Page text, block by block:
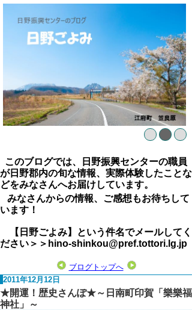
このブログでは、日野振興センターの職員
が日野郡内の旬な情報、実際体験したことな
どをみなさんへお届けしています。
みなさんからの情報、ご感想もお待ちして
います！
【日野ごよみ】という件名でメールしてく
ださい＞＞hino-shinkou@pref.tottori.lg.jp
ブログトップへ
2011年12月12日
★開運！歴史さんぽ★～日南町印賀「樂樂福
神社」～